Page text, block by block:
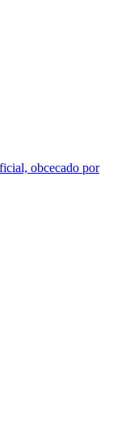
obcecado por